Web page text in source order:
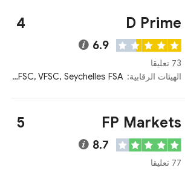
D Prime
4
6.9
73 تعليقا
الهيئات الرقابية:
FCA, Mauritius FSC, VFSC, Seychelles FSA
FP Markets
5
8.7
77 تعليقا